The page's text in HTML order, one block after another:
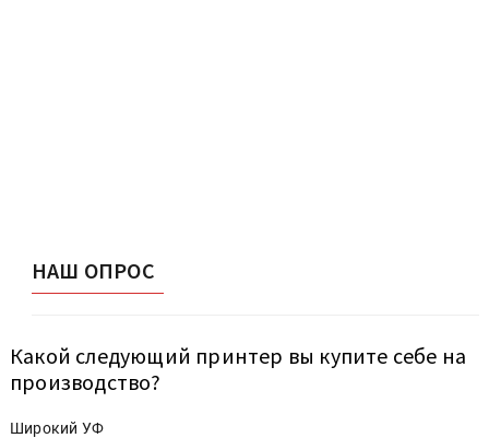
НАШ ОПРОС
Какой следующий принтер вы купите себе на
производство?
Широкий УФ